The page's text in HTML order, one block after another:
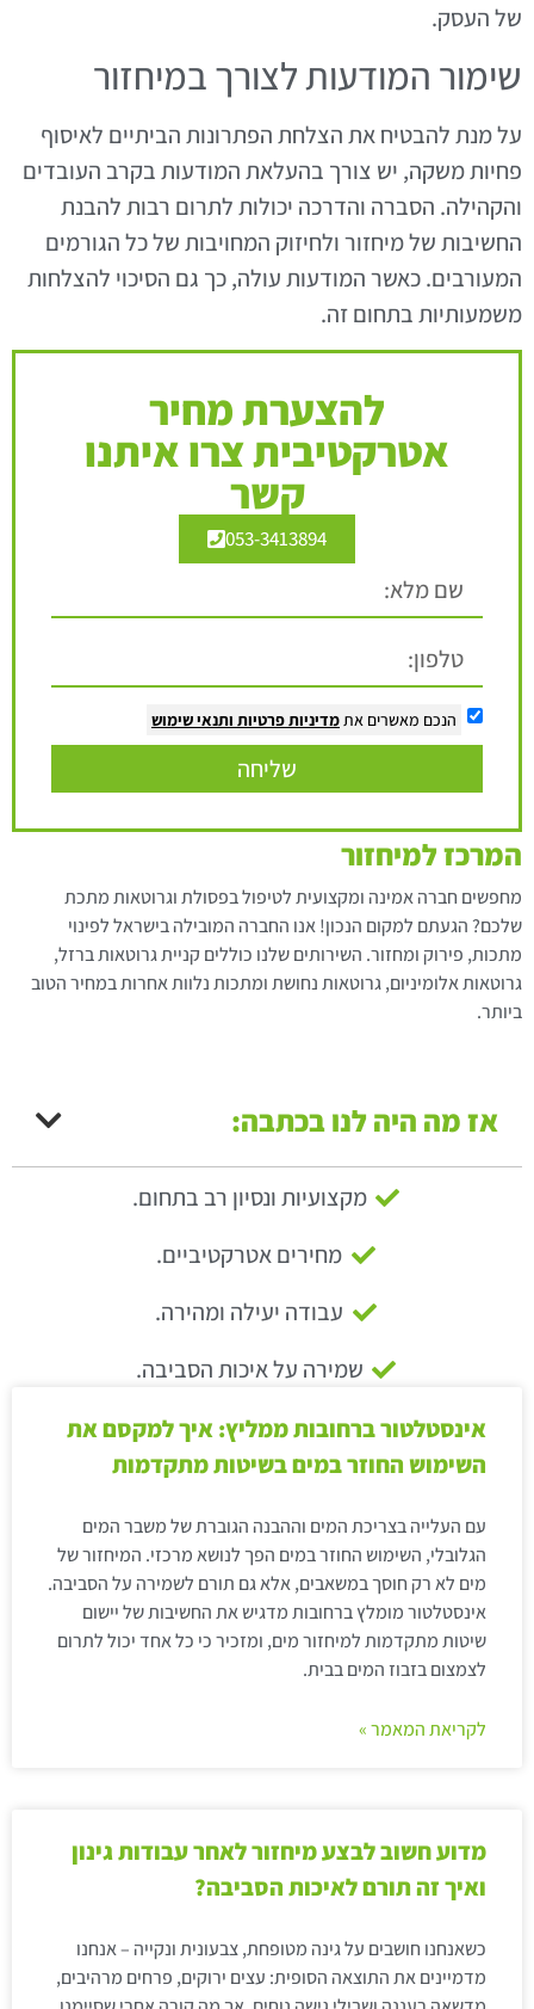
של העסק.
שימור המודעות לצורך במיחזור
על מנת להבטיח את הצלחת הפתרונות הביתיים לאיסוף
פחיות משקה, יש צורך בהעלאת המודעות בקרב העובדים
והקהילה. הסברה והדרכה יכולות לתרום רבות להבנת
החשיבות של מיחזור ולחיזוק המחויבות של כל הגורמים
המעורבים. כאשר המודעות עולה, כך גם הסיכוי להצלחות
משמעותיות בתחום זה.
להצערת מחיר
אטרקטיבית צרו איתנו
קשר
053-3413894
הנכם מאשרים אתמדיניות פרטיות ותנאי שימוש
שליחה
המרכז למיחזור
מחפשים חברה אמינה ומקצועית לטיפול בפסולת וגרוטאות מתכת
שלכם? הגעתם למקום הנכון! אנו החברה המובילה בישראל לפינוי
מתכות, פירוק ומחזור. השירותים שלנו כוללים קניית גרוטאות ברזל,
גרוטאות אלומיניום, גרוטאות נחושת ומתכות נלוות אחרות במחיר הטוב
ביותר.
אז מה היה לנו בכתבה:
מקצועיות ונסיון רב בתחום.
מחירים אטרקטיביים.
עבודה יעילה ומהירה.
שמירה על איכות הסביבה.
אינסטלטור ברחובות ממליץ: איך למקסם את
השימוש החוזר במים בשיטות מתקדמות
עם העלייה בצריכת המים וההבנה הגוברת של משבר המים
הגלובלי, השימוש החוזר במים הפך לנושא מרכזי. המיחזור של
מים לא רק חוסך במשאבים, אלא גם תורם לשמירה על הסביבה.
אינסטלטור מומלץ ברחובות מדגיש את החשיבות של יישום
שיטות מתקדמות למיחזור מים, ומזכיר כי כל אחד יכול לתרום
לצמצום בזבוז המים בבית.
לקריאת המאמר »
מדוע חשוב לבצע מיחזור לאחר עבודות גינון
ואיך זה תורם לאיכות הסביבה?
כשאנחנו חושבים על גינה מטופחת, צבעונית ונקייה – אנחנו
מדמיינים את התוצאה הסופית: עצים ירוקים, פרחים מרהיבים,